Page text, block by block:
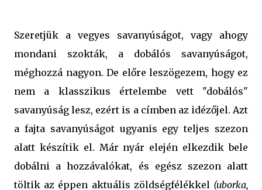
Szeretjük a vegyes savanyúságot, vagy ahogy
mondani szokták, a dobálós savanyúságot,
méghozzá nagyon. De előre leszögezem, hogy ez
nem a klasszikus értelembe vett "dobálós"
savanyúság lesz, ezért is a címben az idézőjel. Azt
a fajta savanyúságot ugyanis egy teljes szezon
alatt készítik el. Már nyár elején elkezdik bele
dobálni a hozzávalókat, és egész szezon alatt
töltik az éppen aktuális zöldségfélékkel (uborka,